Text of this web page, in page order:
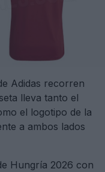
Adidas recorren
lleva tanto el
el logotipo de la
a ambos lados
Hungría 2026 con